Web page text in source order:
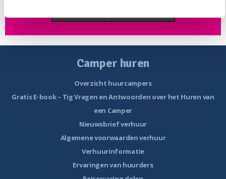
Camper huren
Overzicht huurcampers
Gratis E-book – Tig Vragen en Antwoorden over het Huren van
een Camper
Nieuwsbrief verhuur
Algemene voorwaarden verhuur
Verhuurinformatie
Ervaringen van huurders